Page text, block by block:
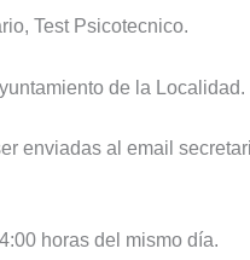
Test Psicotecnico.
de la Localidad.
enviadas al email
horas del mismo día.